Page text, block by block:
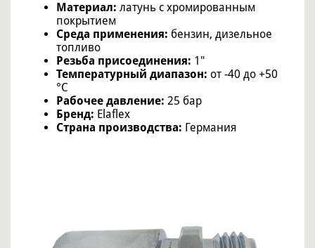
Материал: латунь с хромированным
покрытием
Среда применения: бензин, дизельное
топливо
Резьба присоединения: 1"
Температурный диапазон: от -40 до +50
°C
Рабочее давление: 25 бар
Бренд: Elaflex
Страна производства: Германия